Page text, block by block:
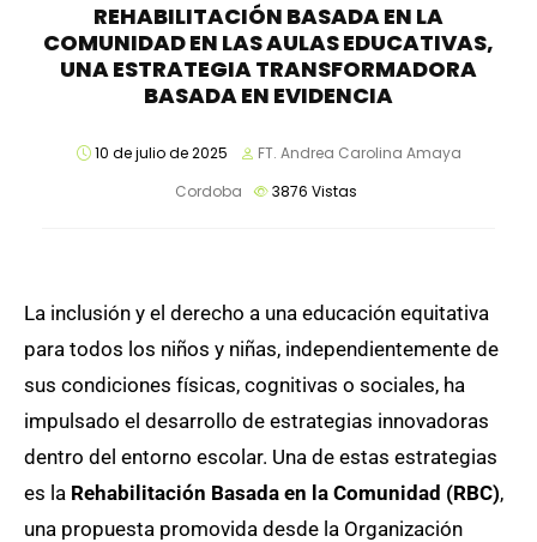
REHABILITACIÓN BASADA EN LA
COMUNIDAD EN LAS AULAS EDUCATIVAS,
UNA ESTRATEGIA TRANSFORMADORA
BASADA EN EVIDENCIA
10 de julio de 2025
FT. Andrea Carolina Amaya
Cordoba
3876 Vistas
La inclusión y el derecho a una educación equitativa
para todos los niños y niñas, independientemente de
sus condiciones físicas, cognitivas o sociales, ha
impulsado el desarrollo de estrategias innovadoras
dentro del entorno escolar. Una de estas estrategias
es la Rehabilitación Basada en la Comunidad (RBC),
una propuesta promovida desde la Organización